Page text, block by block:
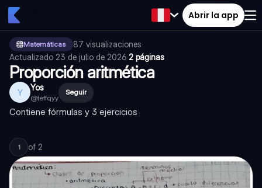
Abrir la app
Matemáticas 87 visualizaciones·
Actualizado 23 de julio de 2026·2 páginas
Proporción aritmética
Y Yos
@teffqyy
Seguir
Contiene fórmulas y 3 ejercicios
1 of 2